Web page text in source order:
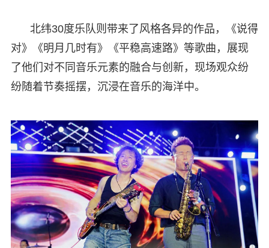
北纬30度乐队则带来了风格各异的作品，《说得
对》《明月几时有》《平稳高速路》等歌曲，展现
了他们对不同音乐元素的融合与创新，现场观众纷
纷随着节奏摇摆，沉浸在音乐的海洋中。